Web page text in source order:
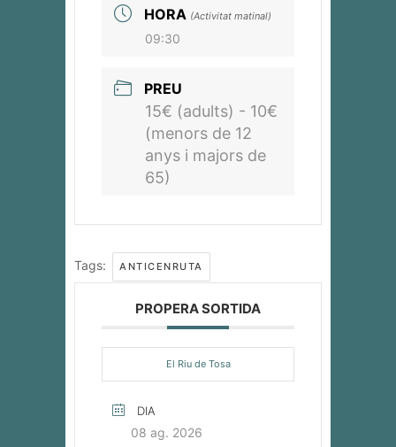
HORA (Activitat matinal)
09:30
PREU
15€ (adults) - 10€
(menors de 12
anys i majors de
65)
Tags: ANTICENRUTA
PROPERA SORTIDA
El Riu de Tosa
DIA
08 ag. 2026